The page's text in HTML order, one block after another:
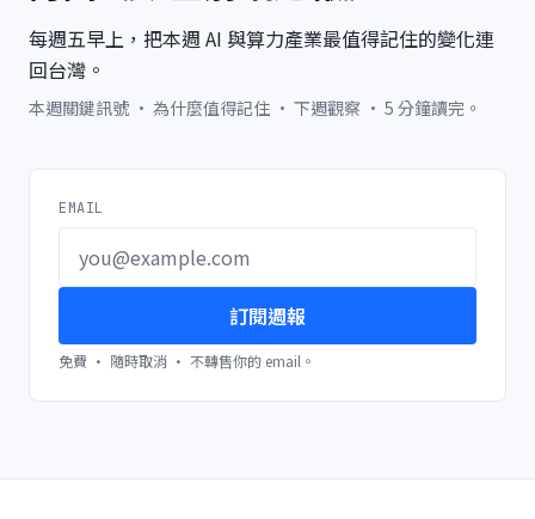
每週五早上，把本週 AI 與算力產業最值得記住的變化連
回台灣。
本週關鍵訊號 · 為什麼值得記住 · 下週觀察 · 5 分鐘讀完。
EMAIL
訂閱週報
免費 · 隨時取消 · 不轉售你的 email。